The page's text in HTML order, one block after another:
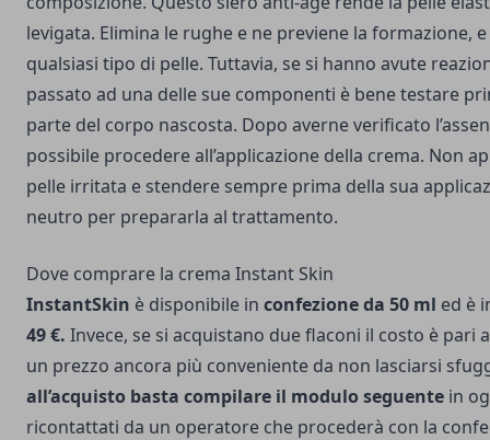
levigata. Elimina le rughe e ne previene la formazione,
qualsiasi tipo di pelle. Tuttavia, se si hanno avute
passato ad una delle sue componenti è bene testare
parte del corpo nascosta. Dopo averne verificato
possibile procedere all’applicazione della crema. Non
pelle irritata e stendere sempre prima della sua
neutro per prepararla al trattamento.
Dove comprare la crema Instant Skin
InstantSkin è disponibile in confezione da 50 ml ed è
49 €. Invece, se si acquistano due flaconi il costo è pari
un prezzo ancora più conveniente da non lasciarsi
all’acquisto basta compilare il modulo seguente in
ricontattati da un operatore che procederà con la